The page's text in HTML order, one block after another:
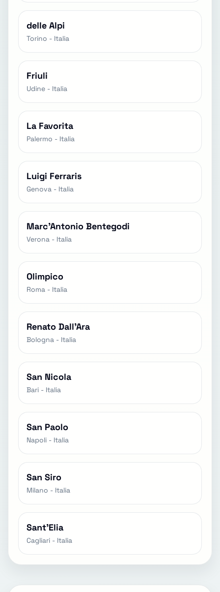
delle Alpi
Torino - Italia
Friuli
Udine - Italia
La Favorita
Palermo - Italia
Luigi Ferraris
Genova - Italia
Marc'Antonio Bentegodi
Verona - Italia
Olimpico
Roma - Italia
Renato Dall'Ara
Bologna - Italia
San Nicola
Bari - Italia
San Paolo
Napoli - Italia
San Siro
Milano - Italia
Sant'Elia
Cagliari - Italia